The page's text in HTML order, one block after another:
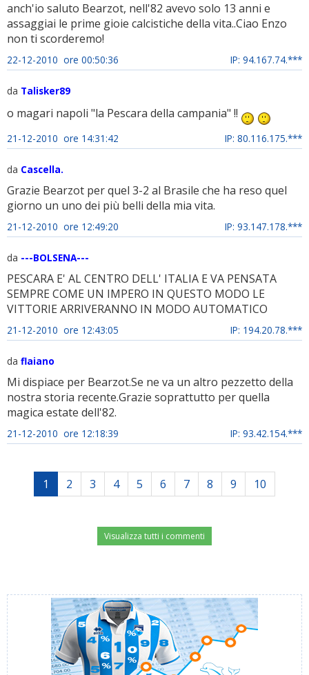
anch'io saluto Bearzot, nell'82 avevo solo 13 anni e
assaggiai le prime gioie calcistiche della vita..Ciao Enzo
non ti scorderemo!
22-12-2010 ore 00:50:36 IP: 94.167.74.***
da Talisker89
o magari napoli "la Pescara della campania" !!
21-12-2010 ore 14:31:42 IP: 80.116.175.***
da Cascella.
Grazie Bearzot per quel 3-2 al Brasile che ha reso quel
giorno un uno dei più belli della mia vita.
21-12-2010 ore 12:49:20 IP: 93.147.178.***
da ---BOLSENA---
PESCARA E' AL CENTRO DELL' ITALIA E VA PENSATA
SEMPRE COME UN IMPERO IN QUESTO MODO LE
VITTORIE ARRIVERANNO IN MODO AUTOMATICO
21-12-2010 ore 12:43:05 IP: 194.20.78.***
da flaiano
Mi dispiace per Bearzot.Se ne va un altro pezzetto della
nostra storia recente.Grazie soprattutto per quella
magica estate dell'82.
21-12-2010 ore 12:18:39 IP: 93.42.154.***
1 2 3 4 5 6 7 8 9 10
Visualizza tutti i commenti